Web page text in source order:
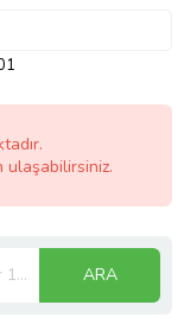
ulaşabilirsiniz.
ARA